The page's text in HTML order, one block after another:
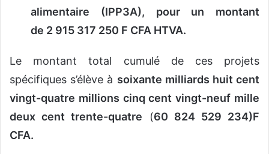
alimentaire (IPP3A), pour un montant
de 2 915 317 250 F CFA HTVA.
Le montant total cumulé de ces projets
spécifiques s’élève à soixante milliards huit cent
vingt-quatre millions cinq cent vingt-neuf mille
deux cent trente-quatre (60 824 529 234)F
CFA.